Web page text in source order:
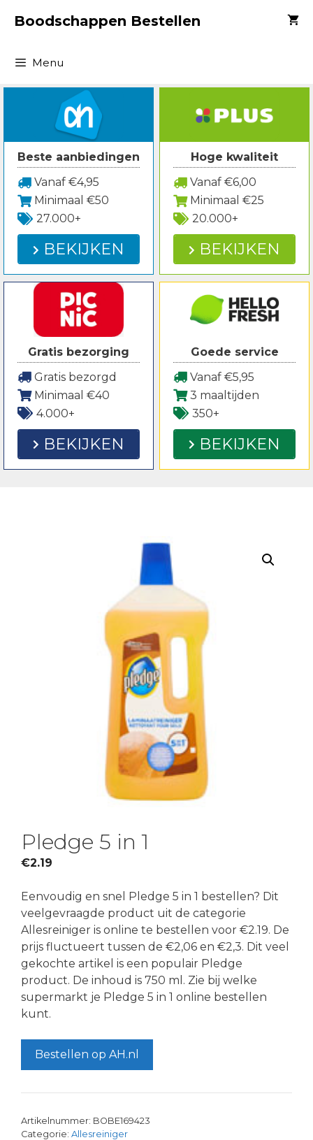
naarBoodschappen Bestellen
Menu
Beste aanbiedingen
Vanaf €4,95
Minimaal €50
27.000+
BEKIJKEN
Hoge kwaliteit
Vanaf €6,00
Minimaal €25
20.000+
BEKIJKEN
Gratis bezorging
Gratis bezorgd
Minimaal €40
4.000+
BEKIJKEN
Goede service
Vanaf €5,95
3 maaltijden
350+
BEKIJKEN
Pledge 5 in 1
€2.19
Eenvoudig en snel Pledge 5 in 1 bestellen? Dit
veelgevraagde product uit de categorie
Allesreiniger is online te bestellen voor €2.19. De
prijs fluctueert tussen de €2,06 en €2,3. Dit veel
gekochte artikel is een populair Pledge
product. De inhoud is 750 ml. Zie bij welke
supermarkt je Pledge 5 in 1 online bestellen
kunt.
Bestellen op AH.nl
Artikelnummer: BOBE169423
Categorie: Allesreiniger